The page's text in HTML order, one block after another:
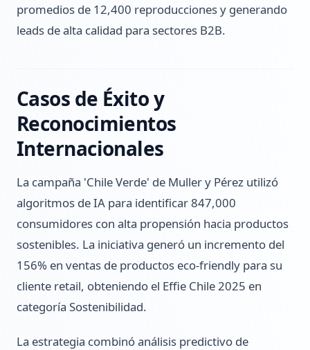
promedios de 12,400 reproducciones y generando
leads de alta calidad para sectores B2B.
Casos de Éxito y
Reconocimientos
Internacionales
La campaña 'Chile Verde' de Muller y Pérez utilizó
algoritmos de IA para identificar 847,000
consumidores con alta propensión hacia productos
sostenibles. La iniciativa generó un incremento del
156% en ventas de productos eco-friendly para su
cliente retail, obteniendo el Effie Chile 2025 en
categoría Sostenibilidad.
La estrategia combinó análisis predictivo de